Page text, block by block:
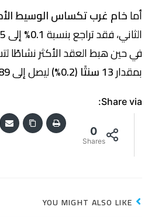
أماخام غرب تكساس الوسيط
الثاني، فقد تراجع بنسبة 0.1% إلى
في حين هبط العقد الأكثر نشاطًا
بمقدار13 سنتًا (0.2%) ليصل إلى56.89
Share via:
0
Shares
YOU MIGHT ALSO LIKE